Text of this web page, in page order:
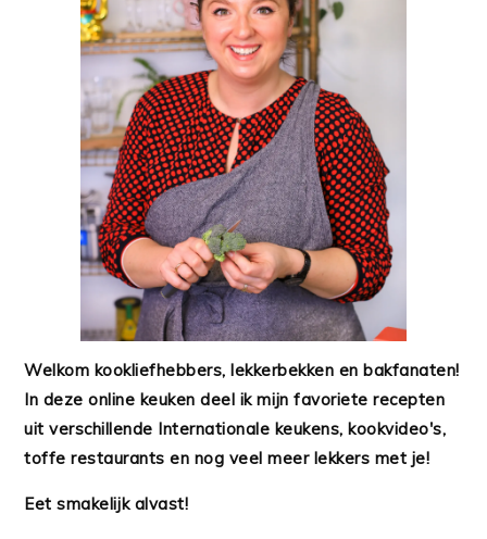
Welkom kookliefhebbers, lekkerbekken en bakfanaten!
In deze online keuken deel ik mijn favoriete recepten
uit verschillende Internationale keukens, kookvideo's,
toffe restaurants en nog veel meer lekkers met je!
Eet smakelijk alvast!